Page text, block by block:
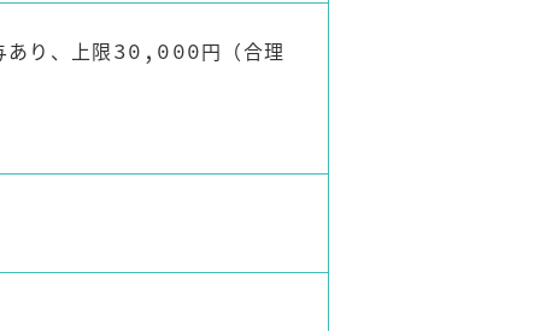
あり、上限30,000円（合理